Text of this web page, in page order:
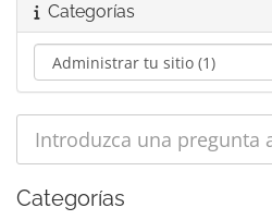
Categorías
Categorías